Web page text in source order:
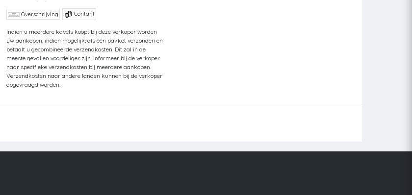
Overschrijving Contant
Indien u meerdere kavels koopt bij deze verkoper worden
uw aankopen, indien mogelijk, als één pakket verzonden en
betaalt u gecombineerde verzendkosten. Dit zal in de
meeste gevallen voordeliger zijn. Informeer bij de verkoper
naar specifieke verzendkosten bij meerdere aankopen.
Verzendkosten naar andere landen kunnen bij de verkoper
opgevraagd worden.